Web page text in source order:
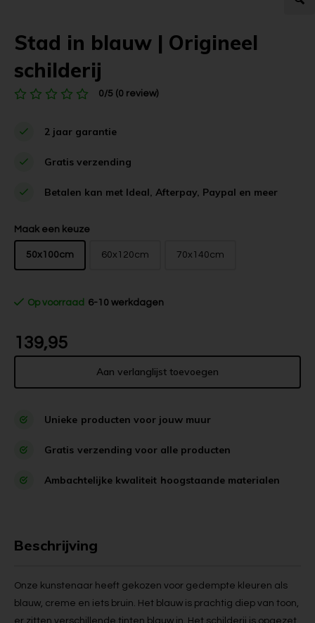
Stad in blauw | Origineel
schilderij
0/5 (0 review)
2 jaar garantie
Gratis verzending
Betalen kan met Ideal, Afterpay, Paypal en meer
Maak een keuze
50x100cm 60x120cm 70x140cm
Op voorraad 6-10 werkdagen
139,95
Aan verlanglijst toevoegen
Unieke producten voor jouw muur
Gratis verzending voor alle producten
Ambachtelijke kwaliteit hoogstaande materialen
Beschrijving
Onze kunstenaar heeft gekozen voor gedempte kleuren als
blauw, creme en iets bruin. Het blauw is prachtig diep van toon,
er zitten verschillende tinten blauw in. Het schilderij is opgezet